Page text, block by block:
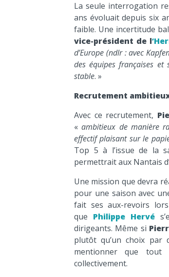
La seule interrogation
ans évoluait depuis six
faible. Une incertitude
vice-président de l
d’Europe (ndlr : avec
des équipes françaises et
stable. »
Recrutement
Avec ce recrutement,
«ambitieux de manière
effectif plaisant sur le
Top 5 à l’issue de la
permettrait aux Nantais
Une mission que devra
pour une saison avec
fait ses aux-revoirs
que Philippe Hervé
dirigeants. Même si
plutôt qu’un choix par
mentionner que tout
collectivement.